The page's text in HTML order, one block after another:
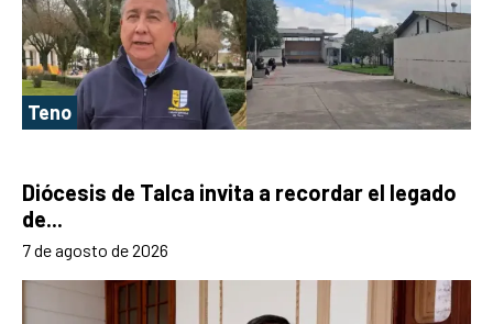
Teno
Diócesis de Talca invita a recordar el legado
de...
7 de agosto de 2026